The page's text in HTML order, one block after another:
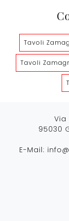
Tavoli
Tavoli
Via
95030
E-Mail: